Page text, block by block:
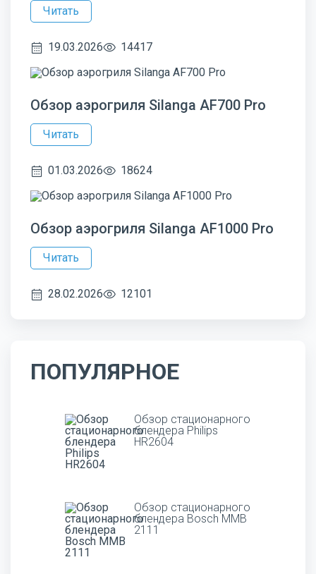
Читать
19.03.2026 14417
Обзор аэрогриля Silanga AF700 Pro
Читать
01.03.2026 18624
Обзор аэрогриля Silanga AF1000 Pro
Читать
28.02.2026 12101
ПОПУЛЯРНОЕ
Обзор стационарного
блендера Philips
HR2604
Обзор стационарного
блендера Bosch MMB
2111